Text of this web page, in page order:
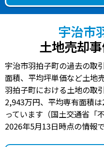
宇治市
土地売却
宇治市羽拍子町の過去の取
面積、平均坪単価など土地
羽拍子町における土地の取
2,943万円、 平均専有面積
っています（国土交通省「
2026年5月13日時点の情報で